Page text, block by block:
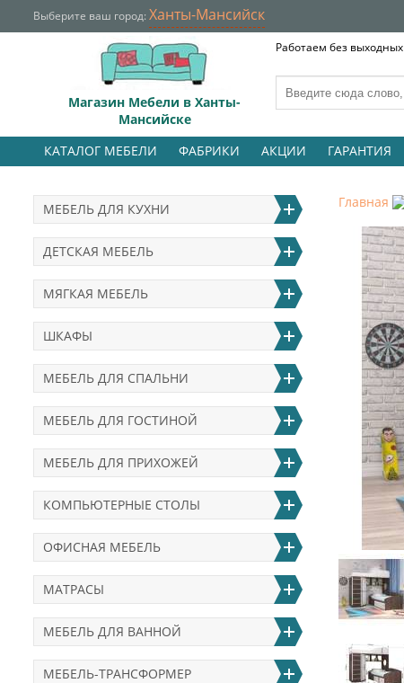
Выберите ваш город: Ханты-Мансийск
Магазин Мебели в Ханты-
Мансийске
Работаем без
КАТАЛОГ МЕБЕЛИ ФАБРИКИ АКЦИИ ГАРАНТИЯ
Главная
МЕБЕЛЬ ДЛЯ КУХНИ
ДЕТСКАЯ МЕБЕЛЬ
МЯГКАЯ МЕБЕЛЬ
ШКАФЫ
МЕБЕЛЬ ДЛЯ СПАЛЬНИ
МЕБЕЛЬ ДЛЯ ГОСТИНОЙ
МЕБЕЛЬ ДЛЯ ПРИХОЖЕЙ
КОМПЬЮТЕРНЫЕ СТОЛЫ
ОФИСНАЯ МЕБЕЛЬ
МАТРАСЫ
МЕБЕЛЬ ДЛЯ ВАННОЙ
МЕБЕЛЬ-ТРАНСФОРМЕР